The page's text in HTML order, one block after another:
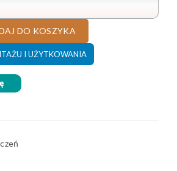
DO KOSZYKA
I UŻYTKOWANIA